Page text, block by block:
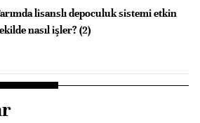
lisanslı depoculuk sistemi etkin
nasıl işler? (2)